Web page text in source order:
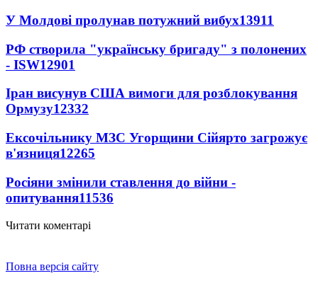
У Молдові пролунав потужний вибух13911
РФ створила "українську бригаду" з полонених
- ISW12901
Іран висунув США вимоги для розблокування
Ормузу12332
Ексочільнику МЗС Угорщини Сійярто загрожує
в'язниця12265
Росіяни змінили ставлення до війни -
опитування11536
Читати коментарі
Повна версія сайту